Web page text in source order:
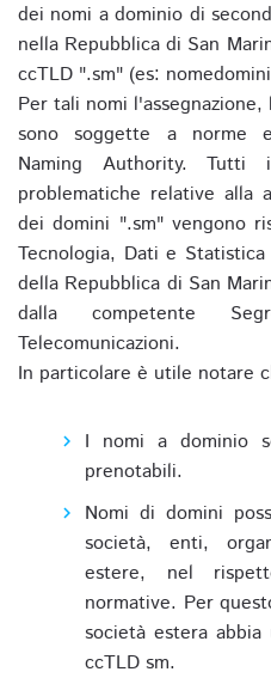
dei nomi a dominio di
nella Repubblica di San
ccTLD ".sm" (es:
Per tali nomi
sono soggette a norme
Naming Authority.
problematiche relative alla
dei domini ".sm" vengono
Tecnologia, Dati e
della Repubblica di San
dalla competente
Telecomunicazioni.
In particolare è utile notare
I nomi a dominio
prenotabili.
Nomi di domini
società, enti,
estere, nel
normative. Per
società estera
ccTLD sm.